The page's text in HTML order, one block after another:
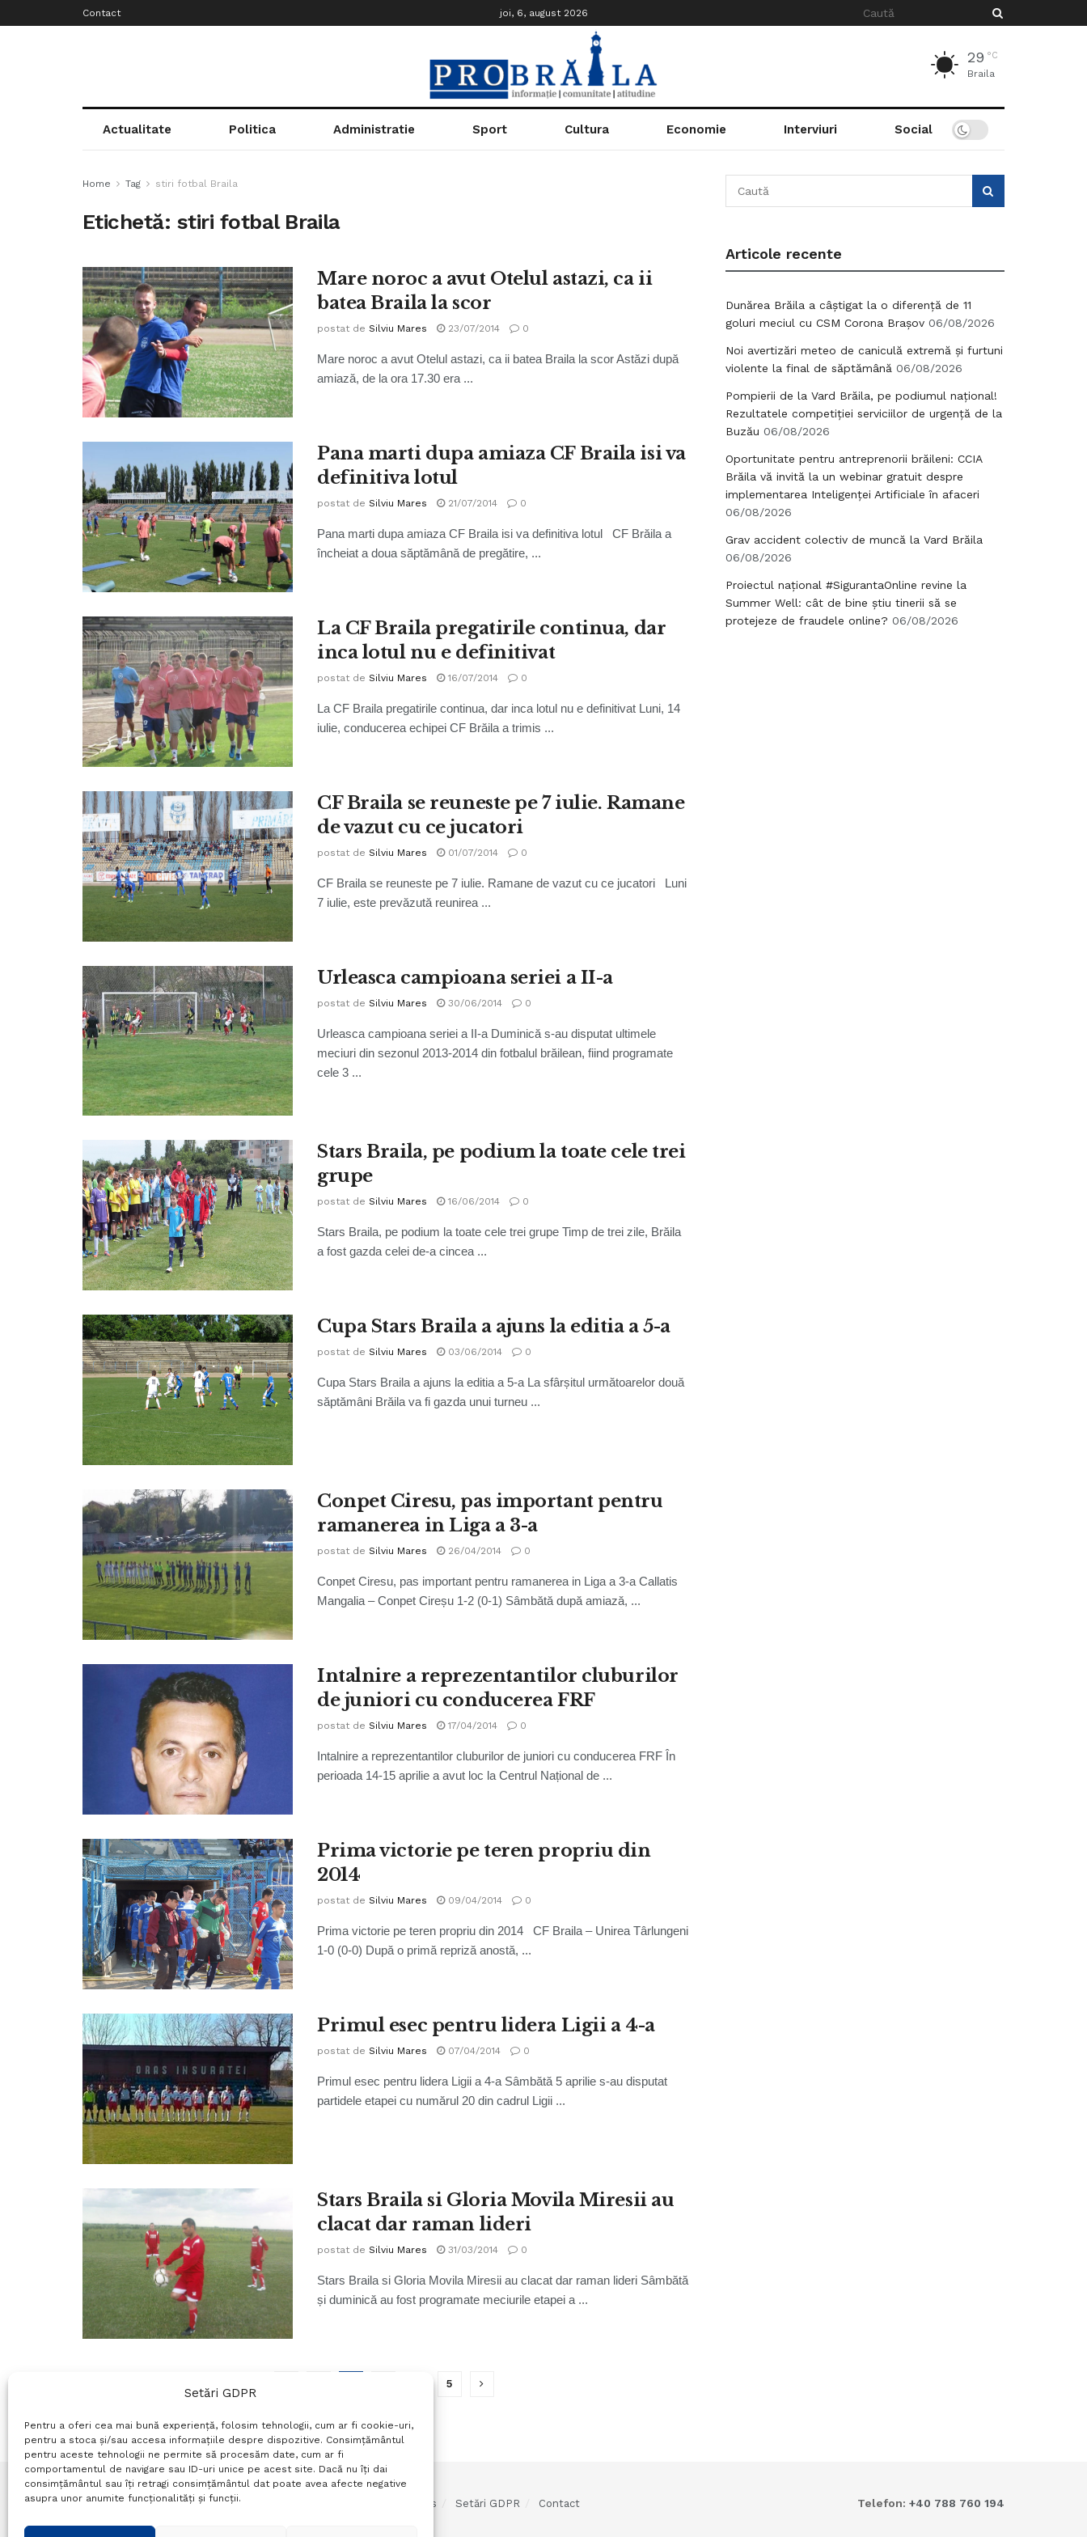
Setări GDPR
Pentru a oferi cea mai bună experiență, folosim tehnologii, cum ar fi cookie-uri,
pentru a stoca și/sau accesa informațiile despre dispozitive. Consimțământul
pentru aceste tehnologii ne permite să procesăm date, cum ar fi
comportamentul de navigare sau ID-uri unice pe acest site. Dacă nu îți dai
consimțământul sau îți retragi consimțământul dat poate avea afecte negative
asupra unor anumite funcționalități și funcții.
Contact joi, 6, august 2026
29 °C
Braila
Actualitate Politica Administratie Sport Cultura Economie Interviuri Social
Home Tag stiri fotbal Braila
Etichetă: stiri fotbal Braila
Mare noroc a avut Otelul astazi, ca ii
batea Braila la scor
postat de Silviu Mares 23/07/2014 0
Mare noroc a avut Otelul astazi, ca ii batea Braila la scor Astăzi după
amiază, de la ora 17.30 era ...
Pana marti dupa amiaza CF Braila isi va
definitiva lotul
postat de Silviu Mares 21/07/2014 0
Pana marti dupa amiaza CF Braila isi va definitiva lotul CF Brăila a
încheiat a doua săptămână de pregătire, ...
La CF Braila pregatirile continua, dar
inca lotul nu e definitivat
postat de Silviu Mares 16/07/2014 0
La CF Braila pregatirile continua, dar inca lotul nu e definitivat Luni, 14
iulie, conducerea echipei CF Brăila a trimis ...
CF Braila se reuneste pe 7 iulie. Ramane
de vazut cu ce jucatori
postat de Silviu Mares 01/07/2014 0
CF Braila se reuneste pe 7 iulie. Ramane de vazut cu ce jucatori Luni
7 iulie, este prevăzută reunirea ...
Urleasca campioana seriei a II-a
postat de Silviu Mares 30/06/2014 0
Urleasca campioana seriei a II-a Duminică s-au disputat ultimele
meciuri din sezonul 2013-2014 din fotbalul brăilean, fiind programate
cele 3 ...
Stars Braila, pe podium la toate cele trei
grupe
postat de Silviu Mares 16/06/2014 0
Stars Braila, pe podium la toate cele trei grupe Timp de trei zile, Brăila
a fost gazda celei de-a cincea ...
Cupa Stars Braila a ajuns la editia a 5-a
postat de Silviu Mares 03/06/2014 0
Cupa Stars Braila a ajuns la editia a 5-a La sfârșitul următoarelor două
săptămâni Brăila va fi gazda unui turneu ...
Conpet Ciresu, pas important pentru
ramanerea in Liga a 3-a
postat de Silviu Mares 26/04/2014 0
Conpet Ciresu, pas important pentru ramanerea in Liga a 3-a Callatis
Mangalia – Conpet Cireșu 1-2 (0-1) Sâmbătă după amiază, ...
Intalnire a reprezentantilor cluburilor
de juniori cu conducerea FRF
postat de Silviu Mares 17/04/2014 0
Intalnire a reprezentantilor cluburilor de juniori cu conducerea FRF În
perioada 14-15 aprilie a avut loc la Centrul Național de ...
Prima victorie pe teren propriu din
2014
postat de Silviu Mares 09/04/2014 0
Prima victorie pe teren propriu din 2014 CF Braila – Unirea Târlungeni
1-0 (0-0) După o primă repriză anostă, ...
Primul esec pentru lidera Ligii a 4-a
postat de Silviu Mares 07/04/2014 0
Primul esec pentru lidera Ligii a 4-a Sâmbătă 5 aprilie s-au disputat
partidele etapei cu numărul 20 din cadrul Ligii ...
Stars Braila si Gloria Movila Miresii au
clacat dar raman lideri
postat de Silviu Mares 31/03/2014 0
Stars Braila si Gloria Movila Miresii au clacat dar raman lideri Sâmbătă
și duminică au fost programate meciurile etapei a ...
5
Articole recente
Dunărea Brăila a câștigat la o diferență de 11
goluri meciul cu CSM Corona Brașov 06/08/2026
Noi avertizări meteo de caniculă extremă și furtuni
violente la final de săptămână 06/08/2026
Pompierii de la Vard Brăila, pe podiumul național!
Rezultatele competiției serviciilor de urgență de la
Buzău 06/08/2026
Oportunitate pentru antreprenorii brăileni: CCIA
Brăila vă invită la un webinar gratuit despre
implementarea Inteligenței Artificiale în afaceri
06/08/2026
Grav accident colectiv de muncă la Vard Brăila
06/08/2026
Proiectul național #SigurantaOnline revine la
Summer Well: cât de bine știu tinerii să se
protejeze de fraudele online? 06/08/2026
Termeni si conditii Politică de confidențialitate Politica cookies Setări GDPR Contact Telefon: +40 788 760 194